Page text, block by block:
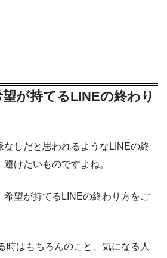
が持てるLINEの終わり
なしだと思われるようなLINEの終
けたいものですよね。
希望が持てるLINEの終わり方をご
時はもちろんのこと、気になる人